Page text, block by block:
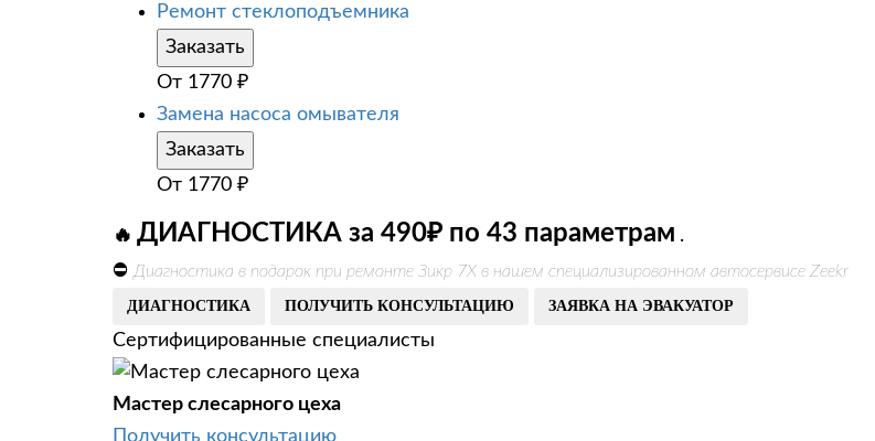
Ремонт стеклоподъемника
Заказать
От 1770 ₽
Замена насоса омывателя
Заказать
От 1770 ₽
🔥 ДИАГНОСТИКА за 490₽ по 43 параметрам .
⛔ Диагностика в подарок при ремонте Зикр 7Х в нашем специализированном автосервисе Zeekr
ДИАГНОСТИКА ПОЛУЧИТЬ КОНСУЛЬТАЦИЮ ЗАЯВКА НА ЭВАКУАТОР
Сертифицированные специалисты
Мастер слесарного цеха
Получить консультацию